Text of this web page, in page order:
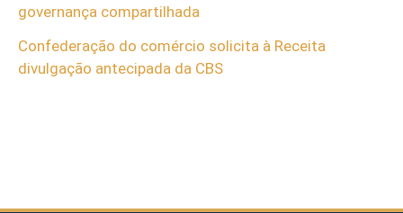
governança compartilhada
Confederação do comércio solicita à Receita
divulgação antecipada da CBS